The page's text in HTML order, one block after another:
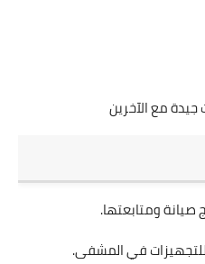
جيدة مع الآخرين
صيانة ومتابعتها.
للتجهيزات في المشفى.